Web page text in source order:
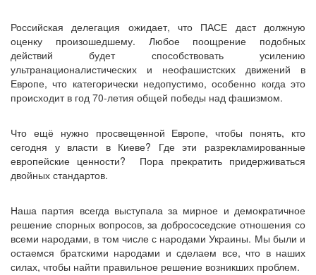
Российская делегация ожидает, что ПАСЕ даст должную
оценку произошедшему. Любое поощрение подобных
действий будет способствовать усилению
ультранационалистических и неофашистских движений в
Европе, что категорически недопустимо, особенно когда это
происходит в год 70-летия общей победы над фашизмом.
Что ещё нужно просвещенной Европе, чтобы понять, кто
сегодня у власти в Киеве? Где эти разрекламированные
европейские ценности? Пора прекратить придерживаться
двойных стандартов.
Наша партия всегда выступала за мирное и демократичное
решение спорных вопросов, за добрососедские отношения со
всеми народами, в том числе с народами Украины. Мы были и
остаемся братскими народами и сделаем все, что в наших
силах, чтобы найти правильное решение возникших проблем.